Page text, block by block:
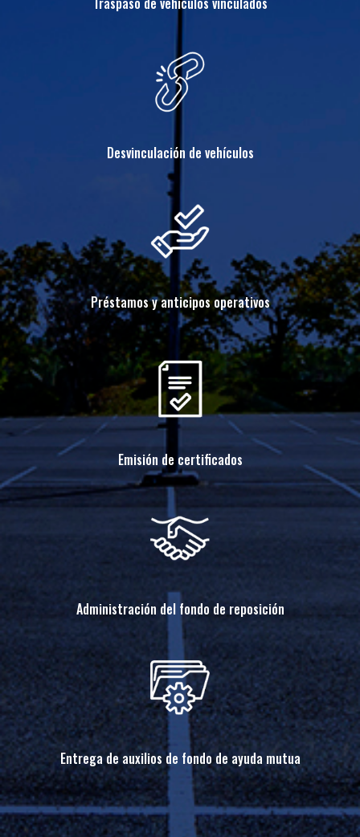
Desvinculación de vehículos
Préstamos y anticipos operativos
Emisión de certificados
Administración del fondo de reposición
Entrega de auxilios de fondo de ayuda mutua